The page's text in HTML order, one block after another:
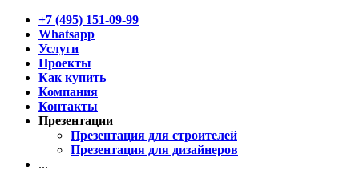
+7 (495) 151-09-99
Whatsapp
Услуги
Проекты
Как купить
Компания
Контакты
Презентации
Презентация для строителей
Презентация для дизайнеров
...